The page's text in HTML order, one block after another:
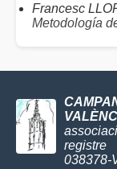
Francesc
Metodología
registre
038378-